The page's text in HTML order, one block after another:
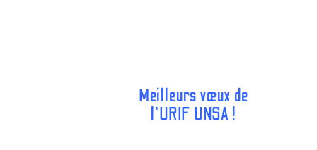
Meilleurs vœux de
l’URIF UNSA !